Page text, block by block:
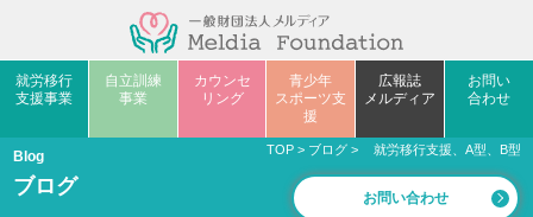
就労移行
支援事業
自立訓練
事業
カウンセ
リング
青少年
スポーツ支
援
広報誌
メルディア
お問い
合わせ
Blog
ブログ
TOP > ブログ > 就労移行支援、A型、B型
お問い合わせ